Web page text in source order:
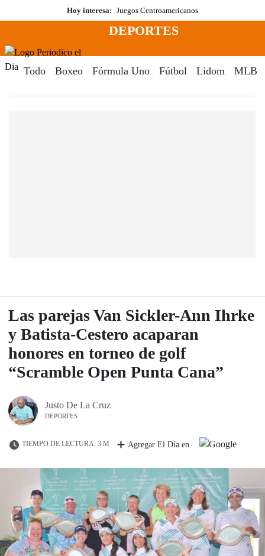
al
Hoy interesa: Juegos Centroamericanos
Menú
DEPORTES
Todo Boxeo Fórmula Uno Fútbol Lidom MLB
Las parejas Van Sickler-Ann Ihrke
y Batista-Cestero acaparan
honores en torneo de golf
“Scramble Open Punta Cana”
Justo De La Cruz
DEPORTES
TIEMPO DE LECTURA: 3 M Agregar El Día en